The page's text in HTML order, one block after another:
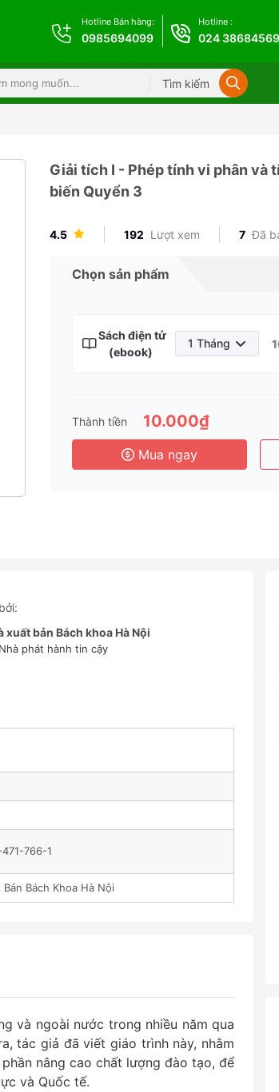
Hotline Bán hàng:
0985694099
Hotline :
024 38684569
Tìm kiếm
Giải tích I - Phép tính vi phân và
biến Quyển 3
4.5 192 Lượt xem 7 Đã
Chọn sản phẩm
Sách điện tử
(ebook)
1 Tháng
6 Tháng
3 Năm
Thành tiền 10.000₫
Mua ngay
xuất bản Bách khoa Hà Nội
Nhà phát hành tin cậy
766-1
Bản Bách Khoa Hà Nội
và ngoài nước trong nhiều năm qua
tác giả đã viết giáo trình này, nhằm
nâng cao chất lượng đào tạo, để
và Quốc tế.